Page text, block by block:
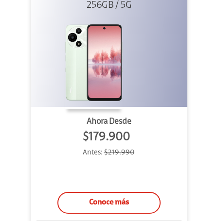
256GB Verde
256GB / 5G
Ahora Desde
$179.900
Antes:$219.990
Conoce más